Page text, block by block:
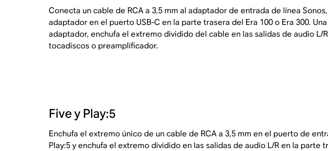
Conecta un cable de RCA a 3,5 mm al adaptador de entrada de línea
adaptador en el puerto USB-C en la parte trasera del Era 100 o Era 300.
adaptador, enchufa el extremo dividido del cable en las salidas de audio L/
tocadiscos o preamplificador.
Five y Play:5
Enchufa el extremo único de un cable de RCA a 3,5 mm en el puerto de
Play:5 y enchufa el extremo dividido en las salidas de audio L/R en la parte